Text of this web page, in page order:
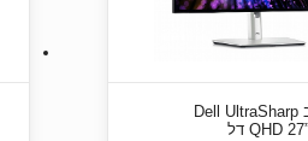
מסך מחשב Dell UltraSharp